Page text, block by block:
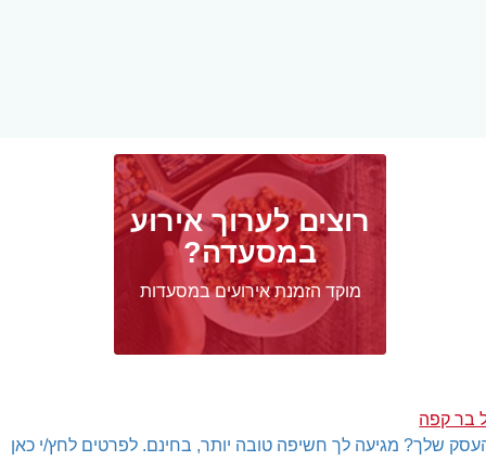
בר קפה
רוצים לערוך אירוע
במסעדה?
מוקד הזמנת אירועים במסעדות
שלך? מגיעה לך חשיפה טובה יותר, בחינם. לפרטים לחץ/י כאן